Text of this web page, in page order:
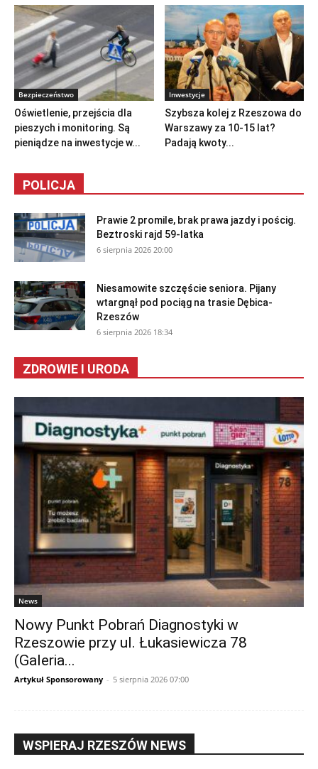
Bezpieczeństwo
Oświetlenie, przejścia dla
pieszych i monitoring. Są
pieniądze na inwestycje w...
Inwestycje
Szybsza kolej z Rzeszowa do
Warszawy za 10-15 lat?
Padają kwoty...
POLICJA
Prawie 2 promile, brak prawa jazdy i pościg.
Beztroski rajd 59-latka
6 sierpnia 2026 20:00
Niesamowite szczęście seniora. Pijany
wtargnął pod pociąg na trasie Dębica-
Rzeszów
6 sierpnia 2026 18:34
ZDROWIE I URODA
News
Nowy Punkt Pobrań Diagnostyki w
Rzeszowie przy ul. Łukasiewicza 78
(Galeria...
Artykuł Sponsorowany - 5 sierpnia 2026 07:00
WSPIERAJ RZESZÓW NEWS